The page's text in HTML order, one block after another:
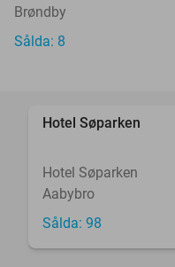
Brøndby
Sålda: 8
Hotel Søparken
Hotel Søparken
Aabybro
Sålda: 98